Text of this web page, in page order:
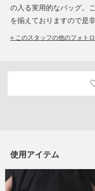
の入る実用的なバッグ。
を揃えておりますので是
» このスタッフの他のフォト
使用アイテム